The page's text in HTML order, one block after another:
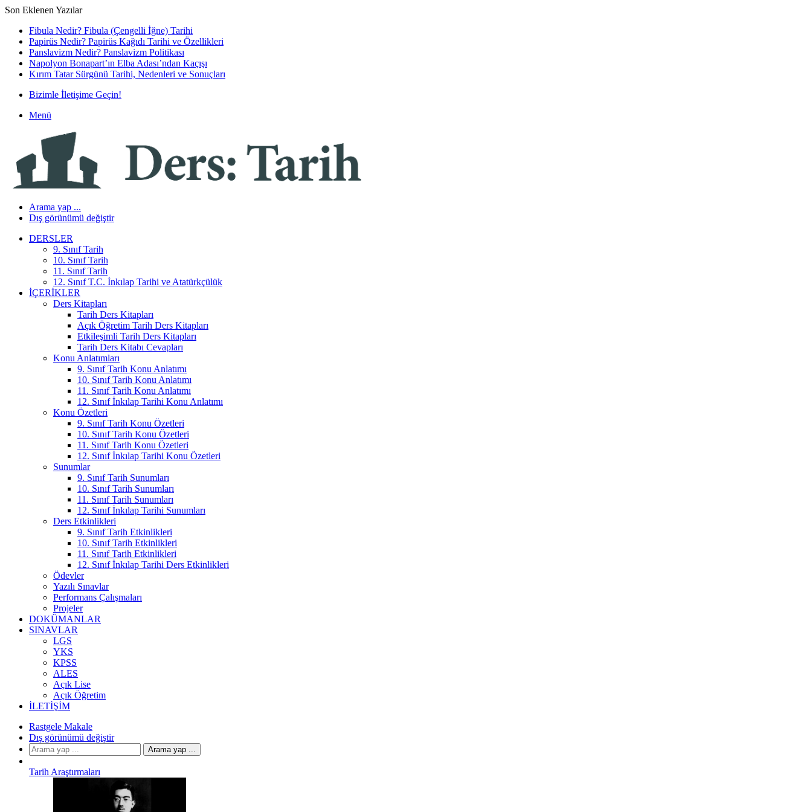
Son Eklenen Yazılar
Fibula Nedir? Fibula (Çengelli İğne) Tarihi
Papirüs Nedir? Papirüs Kağıdı Tarihi ve Özellikleri
Panslavizm Nedir? Panslavizm Politikası
Napolyon Bonapart’ın Elba Adası’ndan Kaçışı
Kırım Tatar Sürgünü Tarihi, Nedenleri ve Sonuçları
Bizimle İletişime Geçin!
Menü
Arama yap ...
Dış görünümü değiştir
DERSLER
9. Sınıf Tarih
10. Sınıf Tarih
11. Sınıf Tarih
12. Sınıf T.C. İnkılap Tarihi ve Atatürkçülük
İÇERIKLER
Ders Kitapları
Tarih Ders Kitapları
Açık Öğretim Tarih Ders Kitapları
Etkileşimli Tarih Ders Kitapları
Tarih Ders Kitabı Cevapları
Konu Anlatımları
9. Sınıf Tarih Konu Anlatımı
10. Sınıf Tarih Konu Anlatımı
11. Sınıf Tarih Konu Anlatımı
12. Sınıf İnkılap Tarihi Konu Anlatımı
Konu Özetleri
9. Sınıf Tarih Konu Özetleri
10. Sınıf Tarih Konu Özetleri
11. Sınıf Tarih Konu Özetleri
12. Sınıf İnkılap Tarihi Konu Özetleri
Sunumlar
9. Sınıf Tarih Sunumları
10. Sınıf Tarih Sunumları
11. Sınıf Tarih Sunumları
12. Sınıf İnkılap Tarihi Sunumları
Ders Etkinlikleri
9. Sınıf Tarih Etkinlikleri
10. Sınıf Tarih Etkinlikleri
11. Sınıf Tarih Etkinlikleri
12. Sınıf İnkılap Tarihi Ders Etkinlikleri
Ödevler
Yazılı Sınavlar
Performans Çalışmaları
Projeler
DOKÜMANLAR
SINAVLAR
LGS
YKS
KPSS
ALES
Açık Lise
Açık Öğretim
İLETIŞIM
Rastgele Makale
Dış görünümü değiştir
Arama yap ...
Tarih Araştırmaları